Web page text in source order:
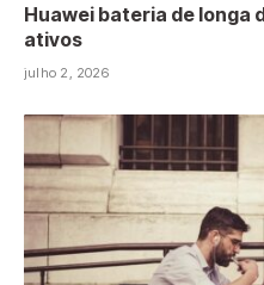
Huawei bateria de longa
ativos
julho 2, 2026